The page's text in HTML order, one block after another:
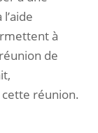
à
de
réunion.